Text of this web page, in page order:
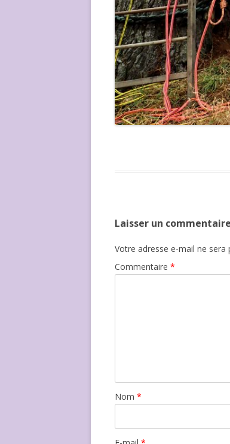
Laisser un commentaire
Votre adresse e-mail ne sera
Commentaire *
Nom *